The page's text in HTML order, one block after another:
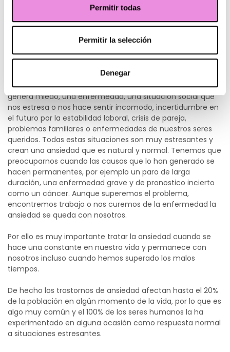
Permitir todas
Permitir la selección
Denegar
La ansiedad no solo cursa con los síntomas físicos clásicos,
encontrarse enfocado en los miedos y fobias que generan
la ansiedad.
La mayor parte de los trastornos comienzan con un cuadro
de ansiedad que se desencadena por algún factor que nos
genera miedo, una enfermedad, una situación social que
nos estresa o nos hace sentir incomodo, incertidumbre en
el futuro por la estabilidad laboral, crisis de pareja,
problemas familiares o enfermedades de nuestros seres
queridos. Todas estas situaciones son muy estresantes y
crean una ansiedad que es natural y normal. Tenemos que
preocuparnos cuando las causas que lo han generado se
hacen permanentes, por ejemplo un paro de larga
duración, una enfermedad grave y de pronostico incierto
como un cáncer. Aunque superemos el problema,
encontremos trabajo o nos curemos de la enfermedad la
ansiedad se queda con nosotros.
Por ello es muy importante tratar la ansiedad cuando se
hace una constante en nuestra vida y permanece con
nosotros incluso cuando hemos superado los malos
tiempos.
De hecho los trastornos de ansiedad afectan hasta el 20%
de la población en algún momento de la vida, por lo que es
algo muy común y el 100% de los seres humanos la ha
experimentado en alguna ocasión como respuesta normal
a situaciones estresantes.